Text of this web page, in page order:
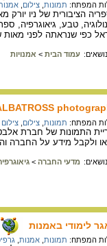
המפתח: תמונות צילום
הציבורית של ניו
טבע, גיאוגרפיה,
כפי שנראתה לפני מאות
עמוד הבית > אמנויות
המפתח: תמונות צילום צילום
התמונות של חברת
ולקבל מידע על החברה
מדעי החברה >
לימודי באמנות
המפתח: תמונות אמנות